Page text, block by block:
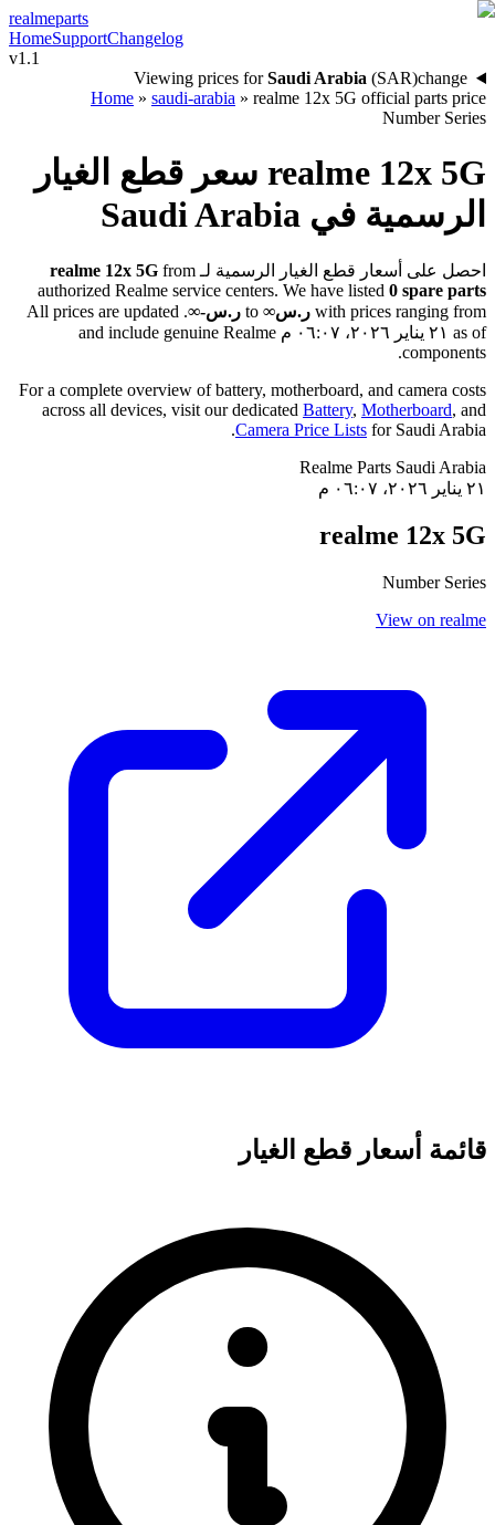
realmeparts
HomeSupportChangelog
v1.1
Viewing prices for Saudi Arabia (SAR)change
Home » saudi-arabia » realme 12x 5G official parts price
Number Series
realme 12x 5G سعر قطع الغيار
الرسمية في Saudi Arabia
احصل على أسعار قطع الغيار الرسمية لـ realme 12x 5G from
authorized Realme service centers. We have listed 0 spare parts
with prices ranging from ر.س∞ ر.س؜-∞ . All prices are updated
as of ٢١ يناير ٢٠٢٦، ٠٦:٠٧ م
and include genuine Realme
components.
For a complete overview of battery, motherboard, and camera costs
across all devices, visit our dedicated Battery, Motherboard, and
Camera Price Lists for Saudi Arabia
.
Realme Parts Saudi Arabia
٢١ يناير ٢٠٢٦، ٠٦:٠٧ م
realme 12x 5G
Number Series
View on realme
قائمة أسعار قطع الغيار